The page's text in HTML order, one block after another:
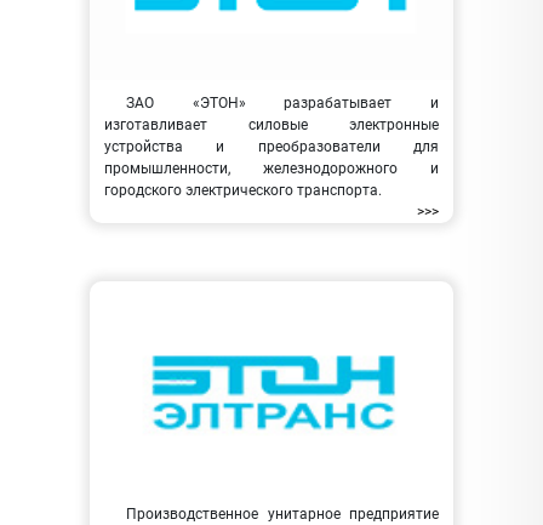
ЗАО «ЭТОН» разрабатывает и
изготавливает силовые электронные
устройства и преобразователи для
промышленности, железнодорожного и
городского электрического транспорта.
>>>
Производственное унитарное предприятие